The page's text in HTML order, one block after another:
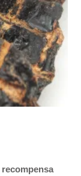
recompensa